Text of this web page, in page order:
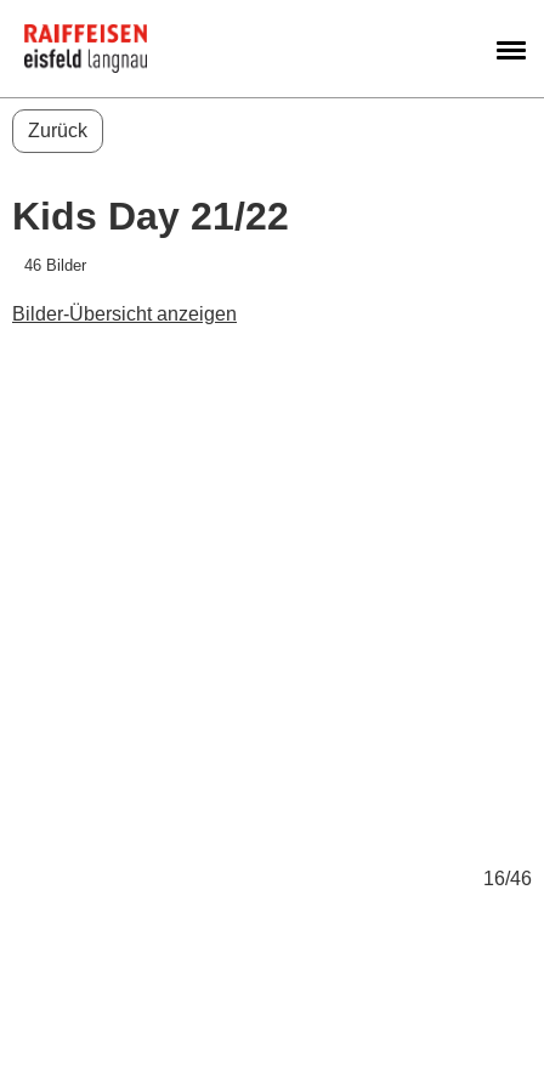
Zurück
Kids Day 21/22
46 Bilder
Bilder-Übersicht anzeigen
16/46